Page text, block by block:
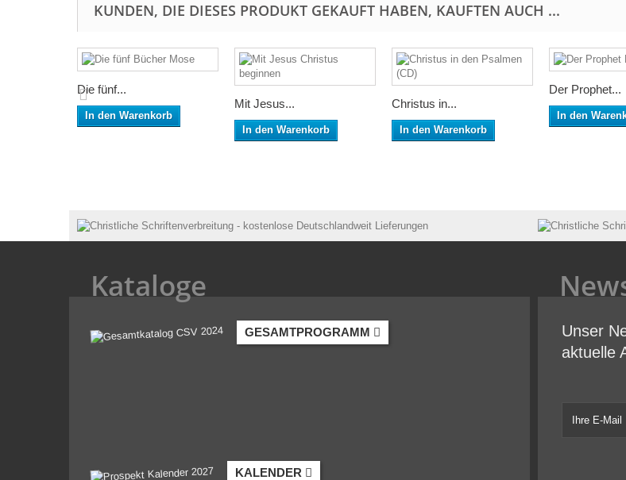
KUNDEN, DIE DIESES PRODUKT GEKAUFT HABEN, KAUFTEN AUCH ...
Die fünf...
In den Warenkorb
Mit Jesus...
In den Warenkorb
Christus in...
In den Warenkorb
Der Prophet...
In den
Kataloge
GESAMTPROGRAMM
KALENDER
Unser
aktuelle